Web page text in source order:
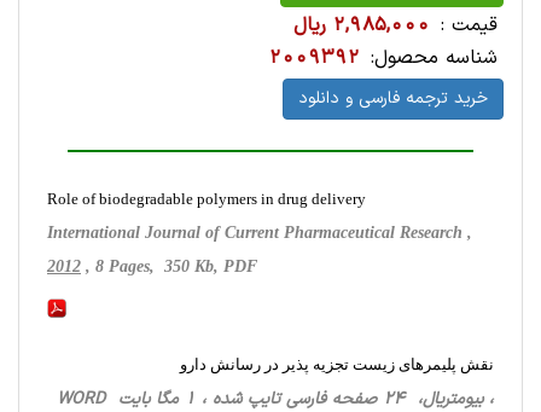
قیمت : 2,985,000 ریال
شناسه محصول: 2009392
خرید ترجمه فارسی و دانلود
Role of biodegradable polymers in drug delivery
International Journal of Current Pharmaceutical Research ,
2012 , 8 Pages, 350 Kb, PDF
نقش پلیمرهای زیست تجزیه پذیر در رسانش دارو
، بیومتریال، 24 صفحه فارسی تایپ شده ، 1 مگا بایت WORD